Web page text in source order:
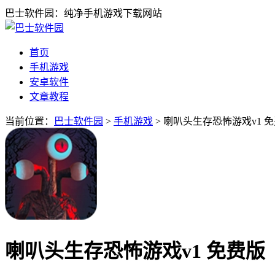
巴士软件园：纯净手机游戏下载网站
首页
手机游戏
安卓软件
文章教程
当前位置： 巴士软件园 > 手机游戏 > 喇叭头生存恐怖游戏v1
喇叭头生存恐怖游戏v1 免费版